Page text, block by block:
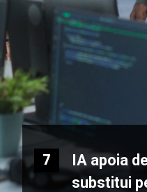
IA apoia
substitui
7